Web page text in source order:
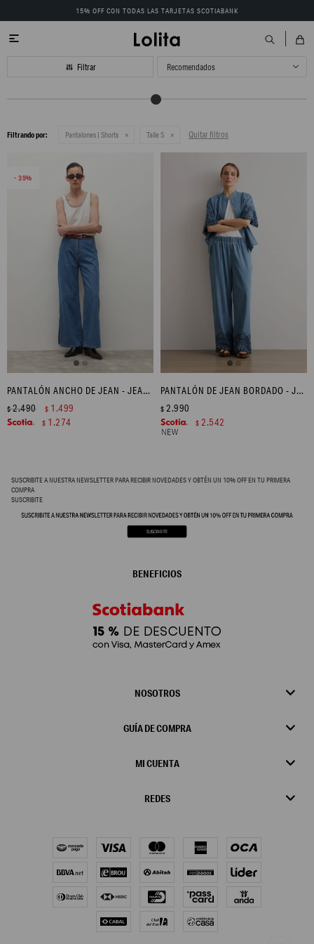
15% OFF CON TODAS LAS TARJETAS SCOTIABANK

Recomendados
Filtrando por: Pantalones | Shorts Talle S Quitar filtros
39
PANTALÓN ANCHO DE JEAN - JEAN MEDIO
$2.490 $ 1.499
$ 1.274
PANTALÓN DE JEAN BORDADO - JEAN MEDIO
$ 2.990
$ 2.542
SUSCRIBITE A NUESTRA NEWSLETTER PARA RECIBIR NOVEDADES Y OBTÉN UN 10% OFF EN TU PRIMERA
COMPRA
SUSCRIBITE
NOSOTROS
GUÍA DE COMPRA
MI CUENTA
REDES
BENEFICIOS